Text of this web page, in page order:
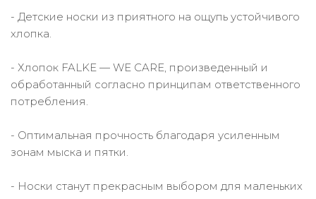
- Детские носки из приятного на ощупь устойчивого
хлопка.
- Хлопок FALKE — WE CARE, произведенный и
обработанный согласно принципам ответственного
потребления.
- Оптимальная прочность благодаря усиленным
зонам мыска и пятки.
- Носки станут прекрасным выбором для маленьких